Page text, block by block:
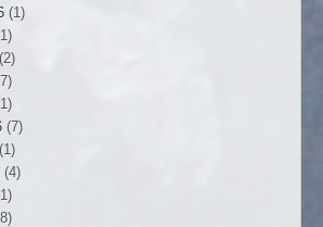
(1)
(2)
(7)
(1)
(4)